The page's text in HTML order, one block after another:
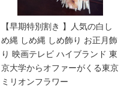
【早期特別割き 】人気の白し
め縄 しめ縄 しめ飾り お正月飾
り 映画テレビ ハイブランド 東
京大学からオファーがくる東京
ミリオンフラワー